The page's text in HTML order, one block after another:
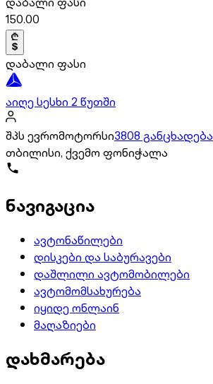
150.00
დაბალი ფასი
აიღე სესხი 2 წუთში
შპს ევრომოტორსი3808 განცხადება
თბილისი, ქვემო ფონიჭალა
ნავიგაცია
ავტონაწილები
დისკები და საბურავები
დაშლილი ავტომობილები
ავტომომსახურება
იყიდე ონლაინ
მაღაზიები
დახმარება